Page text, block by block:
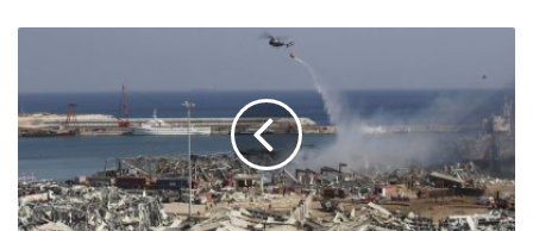
տնտեսավարողներին տրվել է խորհրդատվություն
և դրանք վերացնելու ցուցում։
ԱԱՏՄ մասնագետներն այսօր դիտարկումներ են
անցկացրել նաև երևանում գործող մի շարք խոշոր
հյուրանոցներում։